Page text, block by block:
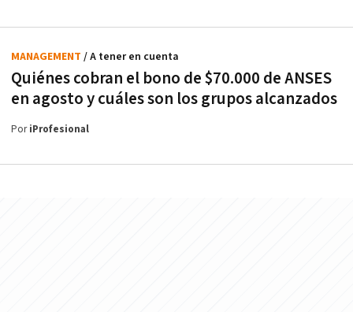
Quiénes cobran el bono de $70.000 de ANSES
en agosto y cuáles son los grupos alcanzados
MANAGEMENT / A tener en cuenta
PoriProfesional